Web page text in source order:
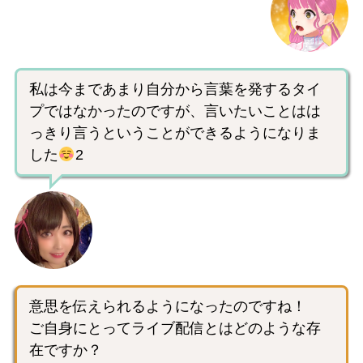
私は今まであまり自分から言葉を発するタイ
プではなかったのですが、言いたいことはは
っきり言うということができるようになりま
した
2
意思を伝えられるようになったのですね！
ご自身にとってライブ配信とはどのような存
在ですか？